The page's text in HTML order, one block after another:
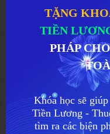
TẶNG
TIỀN
PHÁP
Khóa học sẽ
Tiền Lương -
tìm ra các biện